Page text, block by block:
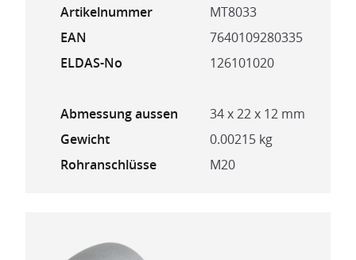
Artikelnummer
MT8033
EAN
7640109280335
ELDAS-No
126101020
Abmessung aussen
34 x 22 x 12 mm
Gewicht
0.00215 kg
Rohranschlüsse
M20